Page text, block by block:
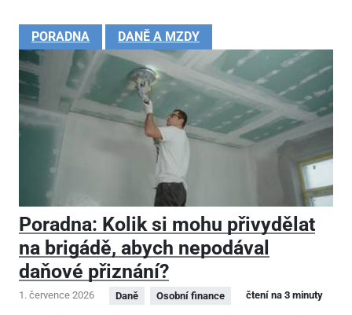
PORADNA DANĚ A MZDY
Poradna: Kolik si mohu přivydělat
na brigádě, abych nepodával
daňové přiznání?
1. července 2026 Daně Osobní finance čtení na 3 minuty